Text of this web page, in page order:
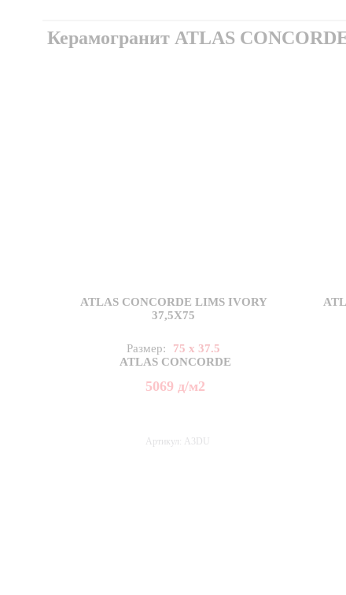
Керамогранит ATLAS
ATLAS CONCORDE LIMS IVORY
37,5X75
Размер:
75 x 37.5
ATLAS CONCORDE
5069д/м2
Артикул: A3DU